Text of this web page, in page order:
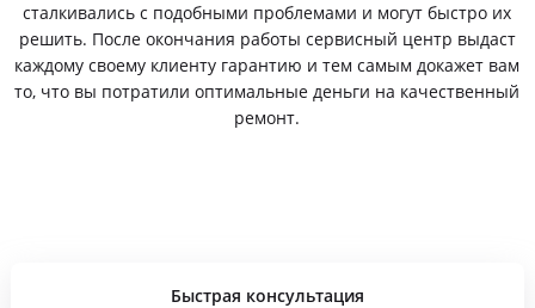
сталкивались с подобными проблемами и могут быстро их
решить. После окончания работы сервисный центр выдаст
каждому своему клиенту гарантию и тем самым докажет вам
то, что вы потратили оптимальные деньги на качественный
ремонт.
Быстрая консультация